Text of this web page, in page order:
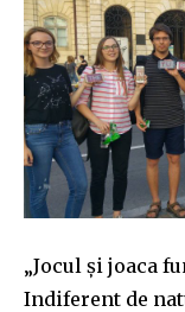
„Jocul și joaca
Indiferent de